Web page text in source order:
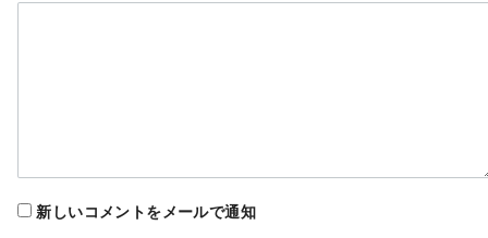
新しいコメントをメールで通知